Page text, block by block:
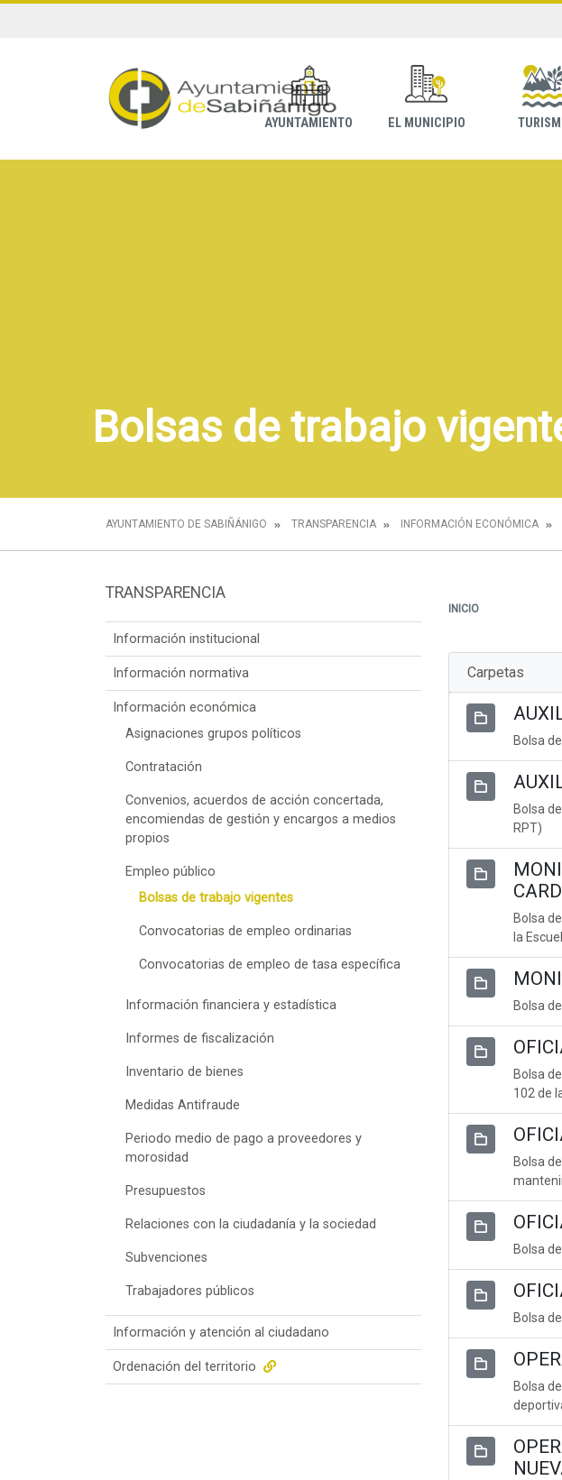
AYUNTAMIENTO EL MUNICIPIO
Bolsas de trabajo
AYUNTAMIENTO DE SABIÑÁNIGO TRANSPARENCIA INFORMACIÓN ECONÓMICA
TRANSPARENCIA
Información institucional
Información normativa
Información económica
Asignaciones grupos políticos
Contratación
Convenios, acuerdos de acción concertada,
encomiendas de gestión y encargos a medios
propios
Empleo público
Bolsas de trabajo vigentes
Convocatorias de empleo ordinarias
Convocatorias de empleo de tasa específica
Información financiera y estadística
Informes de fiscalización
Inventario de bienes
Medidas Antifraude
Periodo medio de pago a proveedores y
morosidad
Presupuestos
Relaciones con la ciudadanía y la sociedad
Subvenciones
Trabajadores públicos
Información y atención al ciudadano
Ordenación del territorio
INICIO
Carpetas
Bolsa
Bolsa
RPT)
Bolsa
la
Bolsa
Bolsa
102 de
Bolsa
Bolsa
Bolsa
Bolsa